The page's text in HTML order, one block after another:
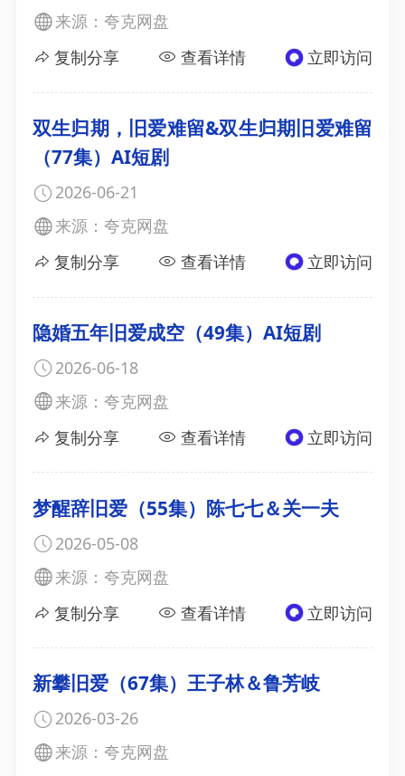
来源：夸克网盘
复制分享
查看详情 立即访问
双生归期，旧爱难留&双生归期旧爱难留
（77集）AI短剧
2026-06-21
来源：夸克网盘
复制分享
查看详情 立即访问
隐婚五年旧爱成空（49集）AI短剧
2026-06-18
来源：夸克网盘
复制分享
查看详情 立即访问
梦醒辞旧爱（55集）陈七七＆关一夫
2026-05-08
来源：夸克网盘
复制分享
查看详情 立即访问
新攀旧爱（67集）王子林＆鲁芳岐
2026-03-26
来源：夸克网盘